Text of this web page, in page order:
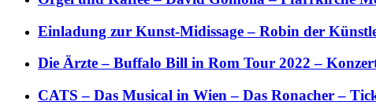
Einladung zur Kunst-Midissage – Robin der
Die Ärzte – Buffalo Bill in Rom Tour 2022 –
CATS – Das Musical in Wien – Das Ronacher –